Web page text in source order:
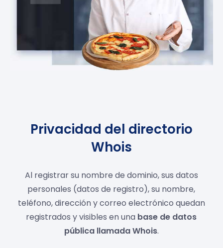
Privacidad del directorio
Whois
Al registrar su nombre de dominio, sus datos
personales (datos de registro), su nombre,
teléfono, dirección y correo electrónico quedan
registrados y visibles en una base de datos
pública llamada Whois.